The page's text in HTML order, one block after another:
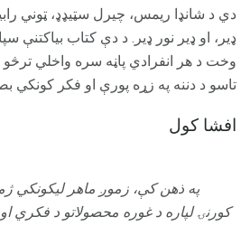
دي د شانډا ریمس، چیرل سټیډډ، ټوني
ډیر، او ډیر نور ډیر. د دې کتاب
وخت د هر انفرادي پاڼه سره واخلي
تاسو د دننه په زړه پورې او فکر کونکي
افشا کول
په ذهن کې، زموږ ماهر لیکونکي
کورنۍ لپاره د غوره محصولاتو د فکري